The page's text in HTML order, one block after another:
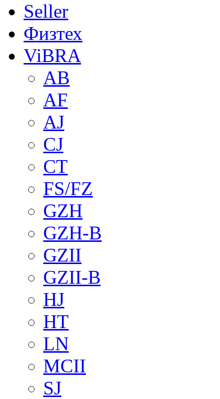
Seller
Физтех
ViBRA
AB
AF
AJ
CJ
CT
FS/FZ
GZH
GZH-B
GZII
GZII-B
HJ
HT
LN
MCII
SJ